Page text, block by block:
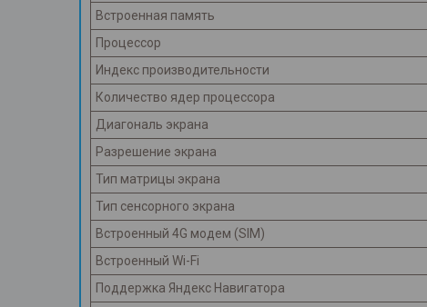
Встроенная память
Процессор
Индекс производительности
Количество ядер процессора
Диагональ экрана
Разрешение экрана
Тип матрицы экрана
Тип сенсорного экрана
Встроенный 4G модем (SIM)
Встроенный Wi-Fi
Поддержка Яндекс Навигатора